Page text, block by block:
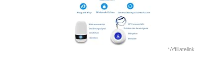
*Affiliatelink